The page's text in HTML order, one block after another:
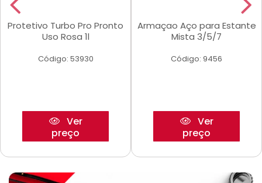
Protetivo Turbo Pro Pronto
Uso Rosa 1l
Código: 53930
Ver
preço
Armaçao Aço para Estante
Mista 3/5/7
Código: 9456
Ver
preço